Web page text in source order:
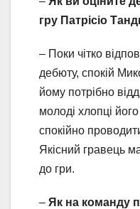
гру Патрісіо
– Поки чітко
дебюту, спокій
йому потрібно
молоді хлопці
спокійно
Якісний гравець
до гри.
– Як на команду